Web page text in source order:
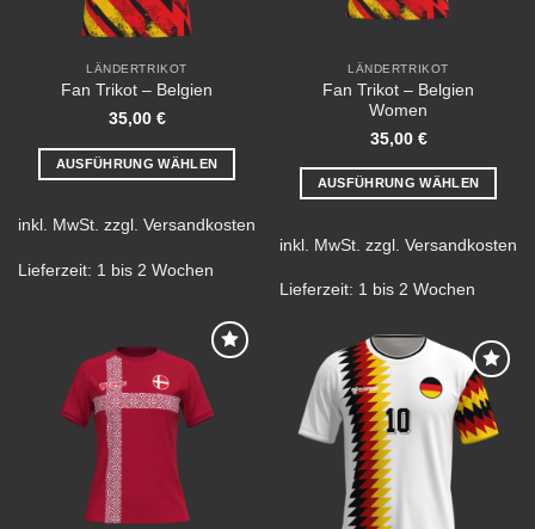
LÄNDERTRIKOT
Fan Trikot – Belgien
35,00 €
AUSFÜHRUNG WÄHLEN
Produkt
mehrere
Optionen
können
auf
der
Produktseite
gewählt
werden
inkl. MwSt. zzgl. Versandkosten
Lieferzeit: 1 bis 2 Wochen
LÄNDERTRIKOT
Fan Trikot – Belgien
Women
35,00 €
AUSFÜHRUNG WÄHLEN
Produkt
mehrere
auf.
Die
Optionen
können
auf
Produktseite
gewählt
inkl. MwSt. zzgl. Versandkosten
Lieferzeit: 1 bis 2 Wochen
Add to
wishlist
Add to
wishlist